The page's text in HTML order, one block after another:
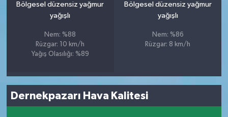
Bölgesel düzensiz yağmur
yağışlı
Nem: %88
Rüzgar: 10 km/h
Yağış Olasılığı: %89
Bölgesel düzensiz yağmur
yağışlı
Nem: %86
Rüzgar: 8 km/h
Dernekpazarı Hava Kalitesi